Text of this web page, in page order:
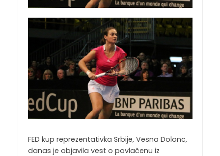
FED kup reprezentativka Srbije, Vesna Dolonc,
danas je objavila vest o povlačenu iz